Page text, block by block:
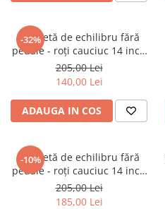
-32%
Bicicletă de echilibru fără
pedale - roți cauciuc 14 inch
(albastru)
205,00 Lei
140,00 Lei
ADAUGA IN COS
-10%
Bicicletă de echilibru fără
pedale - roți cauciuc 14 inch
(verde)
205,00 Lei
185,00 Lei